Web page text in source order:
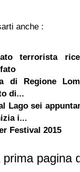
anche :
terrorista
di Regione
di...
Lago sei
i...
Festival 2015
pagina